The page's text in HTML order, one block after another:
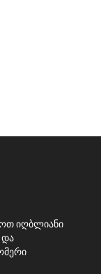
იღბლიანი
და